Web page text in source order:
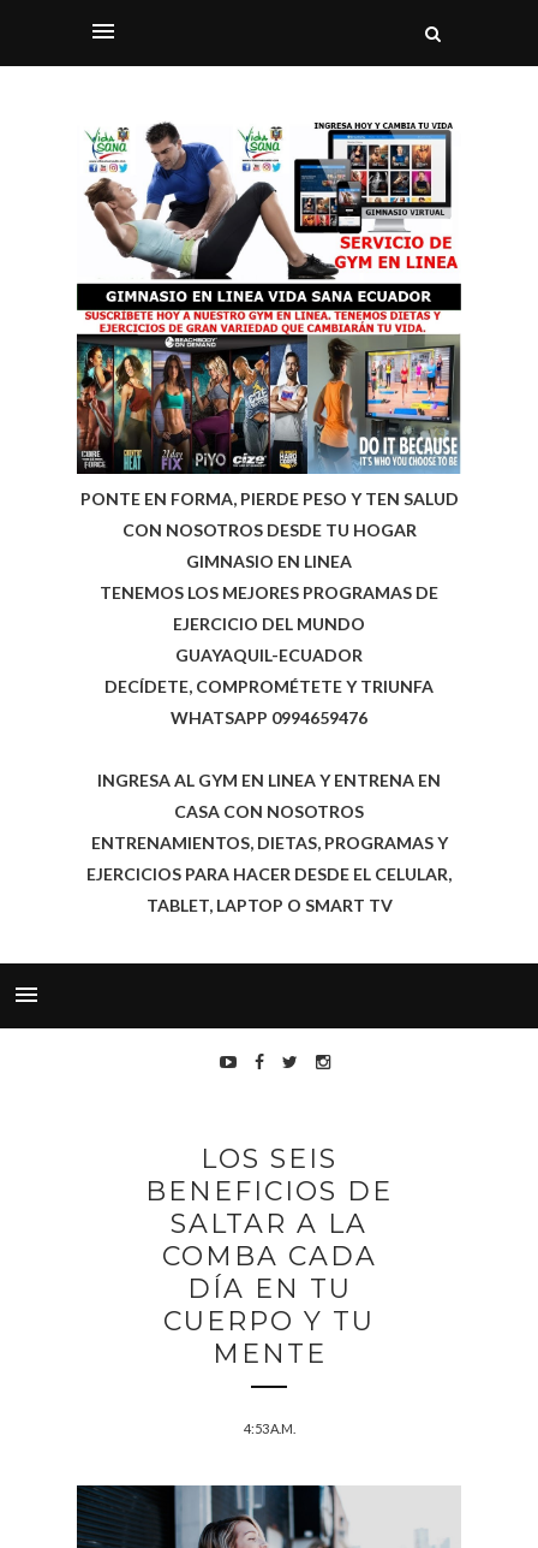
PONTE EN FORMA, PIERDE PESO Y TEN SALUD
CON NOSOTROS DESDE TU HOGAR
GIMNASIO EN LINEA
TENEMOS LOS MEJORES PROGRAMAS DE
EJERCICIO DEL MUNDO
GUAYAQUIL-ECUADOR
DECÍDETE, COMPROMÉTETE Y TRIUNFA
WHATSAPP 0994659476
INGRESA AL GYM EN LINEA Y ENTRENA EN
CASA CON NOSOTROS
ENTRENAMIENTOS, DIETAS, PROGRAMAS Y
EJERCICIOS PARA HACER DESDE EL CELULAR,
TABLET, LAPTOP O SMART TV
LOS SEIS
BENEFICIOS DE
SALTAR A LA
COMBA CADA
DÍA EN TU
CUERPO Y TU
MENTE
4:53 A.M.